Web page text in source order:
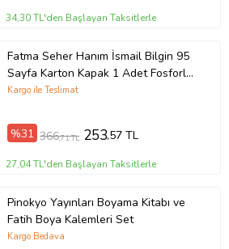
34,30 TL'den Başlayan Taksitlerle
Fatma Seher Hanım İsmail Bilgin 95
Sayfa Karton Kapak 1 Adet Fosforlu
Transparan Kitap Ayraç 1 Paket
Kargo ile Teslimat
%31 366,71 TL 253,57 TL
27,04 TL'den Başlayan Taksitlerle
Pinokyo Yayınları Boyama Kitabı ve
Fatih Boya Kalemleri Set
Kargo Bedava